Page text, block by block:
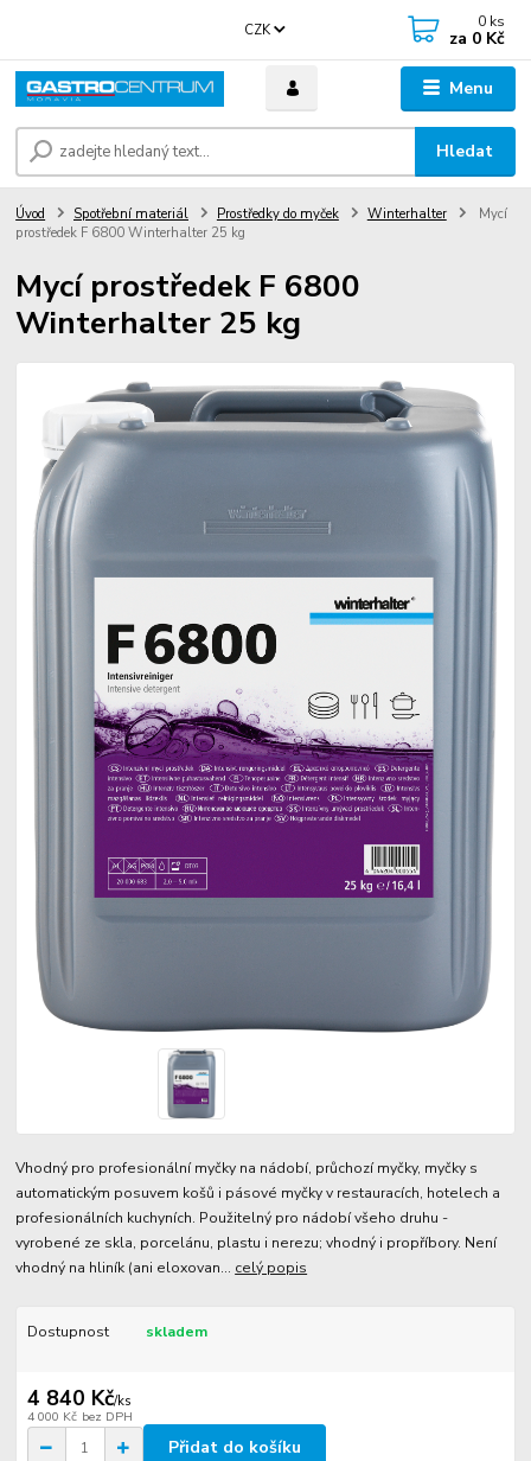
Menu
CZK
Hledat
0 ks
za 0 Kč
Úvod Spotřební materiál Prostředky do myček Winterhalter
Mycí
prostředek F 6800 Winterhalter 25 kg
Mycí prostředek F 6800
Winterhalter 25 kg
Vhodný pro profesionální myčky na nádobí, průchozí myčky, myčky s
automatickým posuvem košů i pásové myčky v restauracích, hotelech a
profesionálních kuchyních. Použitelný pro nádobí všeho druhu -
vyrobené ze skla, porcelánu, plastu i nerezu; vhodný i propříbory. Není
vhodný na hliník (ani eloxovan... celý popis
Dostupnost skladem
4 840 Kč/ks
4 000 Kč bez DPH
Přidat do košíku